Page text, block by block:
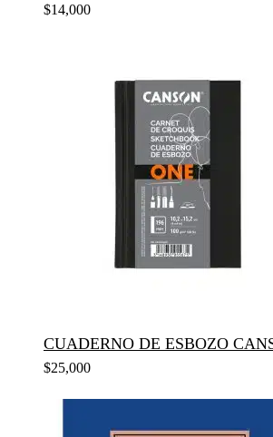
$14,000
CUADERNO DE ESBOZO
$25,000